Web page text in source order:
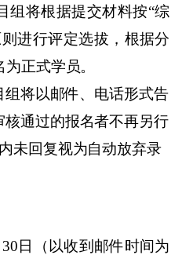
组将根据提交材料按“综
进行评定选拔，根据分
为正式学员。
组将以邮件、电话形式告
通过的报名者不再另行
未回复视为自动放弃录
30日（以收到邮件时间为